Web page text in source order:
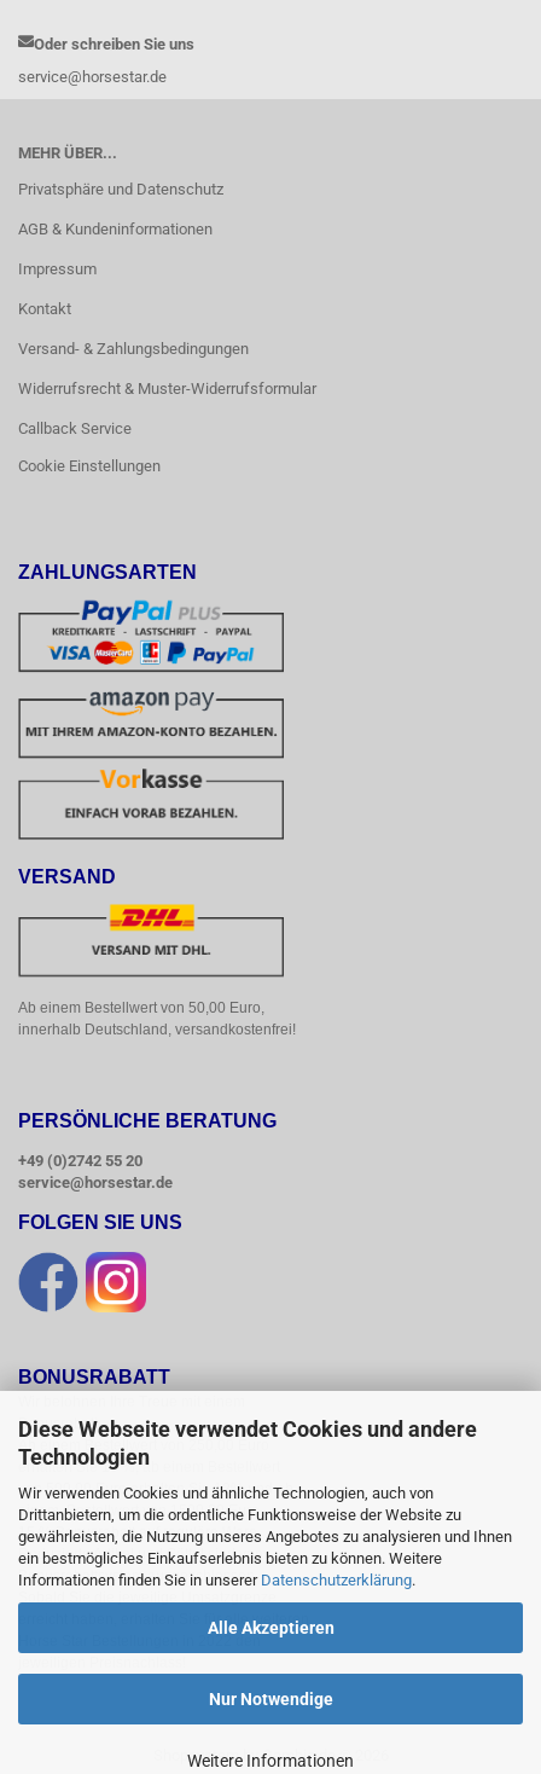
Diese Webseite verwendet Cookies und andere
Technologien
Wir verwenden Cookies und ähnliche Technologien, auch von
Drittanbietern, um die ordentliche Funktionsweise der Website zu
gewährleisten, die Nutzung unseres Angebotes zu analysieren und Ihnen
ein bestmögliches Einkaufserlebnis bieten zu können. Weitere
Informationen finden Sie in unserer Datenschutzerklärung.
Alle Akzeptieren
Nur Notwendige
Weitere Informationen
Oder schreiben Sie uns
service@horsestar.de
MEHR ÜBER...
Privatsphäre und Datenschutz
AGB & Kundeninformationen
Impressum
Kontakt
Versand- & Zahlungsbedingungen
Widerrufsrecht & Muster-Widerrufsformular
Callback Service
Cookie Einstellungen
ZAHLUNGSARTEN
VERSAND
Ab einem Bestellwert von 50,00 Euro,
innerhalb Deutschland, versandkostenfrei!
PERSÖNLICHE BERATUNG
+49 (0)2742 55 20
service@horsestar.de
FOLGEN SIE UNS
BONUSRABATT
Bonusrabatt.
Ab einem Bestellwert von 250,00 Euro
erhalten Sie 10 %, ab einem Bestellwert
von 500,00 Euro erhalten Sie 12% und ab
einem  Bestellwert von 1500,00 Euro
15 % Bonusrabatt auf reguläre Ware.
Reduzierte Artikel und Sättel sind vom
Bonusrabattsystem ausgeschlossen.
erreicht haben, erhalten Sie für alle weiteren
Shopsystemby Gambio.de © 2026